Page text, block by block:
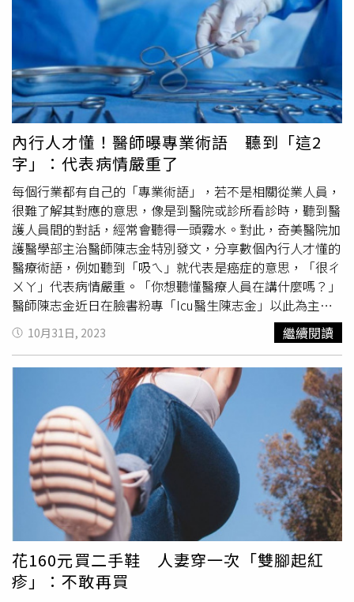
就醫：鼓勵患者尋求特別是皮膚科或精神科的專業協助，並
陪伴就診，可以說：「我們再去找個專家看看，找到能讓你
舒服的方法。」同時溫和地鼓勵患者按時服藥，例如：「這
個藥可能會讓你的皮膚感覺好一點，我們試試看吧。」保持
耐心與溫和：治療妄想寄生蟲病需要時間，家人可能會反覆
表達相同的擔憂，或對治療效果感到懷疑。家屬應避免表現
沮喪或不耐煩，可向醫療團隊了解如何在家中支持治療計
畫。關注身心健康：協助維持規律作息與均衡飲食，有助於
減輕壓力、間接改善症狀。同時注意患者是否因抓撓導致皮
膚傷口，若有感染跡象應及早就醫。家人的情緒：長期照護
可能讓人感到疲憊或情緒低落，家屬應適時向外界尋求支
持，如親友、家屬支持團體、心理諮詢、醫師等。治療方
面，烏惟新醫師說明，可使用低劑量的抗精神病藥物，幫助
減輕妄想和不適感；針對抓撓引起的皮膚問題，則可透過外
用藥物減少刺激或感染。在患者願意接受的前提下，心理治
療（如認知行為療法）也可能有所幫助。烏醫師強調，只要
患者願意配合治療，通常有望改善症狀、逐步恢復正常生
活，但治療成功的關鍵在於持續性，因此家屬的支持和鼓勵
非常重要。【延伸閱讀】喝咖啡能防皮膚癌？皮膚科醫師揭
最新研究 「這件事」還是最重要換季皮膚癢 外用藥擦越
多越好？醫破解「3迷思」籲正確用藥
https://www.healthnews.com.tw/readnews.php?
id=65427
感，讓皮膚盡快癒合。事後醫師表示，患者最初僅出現因
和真菌引起的搔癢、水泡、腹股溝區紅斑等常見皮膚病問
題。由於沒有就醫進行正確的檢查和治療，患者擅自使用了
一些民間方法，導致皮膚受到嚴重損害。醫師也提醒，不正
確的治療不僅會導致皮膚損傷，還會帶來電解質失衡、肝衰
竭、腎衰竭甚至危及生命的風險。
內行人才懂！醫師曝專業術語 聽到「這2
字」：代表病情嚴重了
每個行業都有自己的「專業術語」，若不是相關從業人員，
很難了解其對應的意思，像是到醫院或診所看診時，聽到醫
護人員間的對話，經常會聽得一頭霧水。對此，奇美醫院加
護醫學部主治醫師陳志金特別發文，分享數個內行人才懂的
醫療術語，例如聽到「吸ㄟ」就代表是癌症的意思，「很ㄔ
ㄨㄚ」代表病情嚴重。「你想聽懂醫療人員在講什麼嗎？」
醫師陳志金近日在臉書粉專「Icu醫生陳志金」以此為主
題，貼心地整理了數個只有「巷子內」的人才會懂的醫護用
語，給民眾參考，包括：【學～】代表學姐，第一字拉長
音，第二字不發聲，通常是有事要求學姐的時候會用到。
【從頭唱】唱：表示交班。休假回來，面對陌生的病人，就
要「從頭唱」。【摸咪/摸咪挺】morning meeting，晨會。
【挨毆】I/O，水份進出身體的總和。【偷/偷挨毆】Total
I/O，即計算水份進出身體的總和。【內（ㄋㄟ）多少 】
Negative，指水份進出身體的總和是「負」多少？【潑（ㄆ
ㄛ）多少】Positive，指水份進出身體的總和是「正」多
少？【掐/ 掐水 】fluid challenge，指快速輸液（給水）。
【吸ㄟ 】Cancer，代表癌症。【摳龍吸ㄟ 】Colon
cancer，大腸癌。【ㄎㄧˉ莫】Chemo（therapy），化
療。【咻】Suture，縫合，例如：咻哪裡？咻幾針？【妞
胚】 New patient，新病人，「接妞胚」意思就是新病人來
了，要去問病史做檢查。【很馬】Malignant，原意是惡性
10月31日, 2023 繼續閱讀
花160元買二手鞋 人妻穿一次「雙腳起紅
疹」：不敢再買